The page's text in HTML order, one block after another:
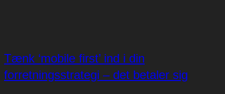
Tænk ‘mobile first’ ind i din
forretningsstrategi – det betaler sig